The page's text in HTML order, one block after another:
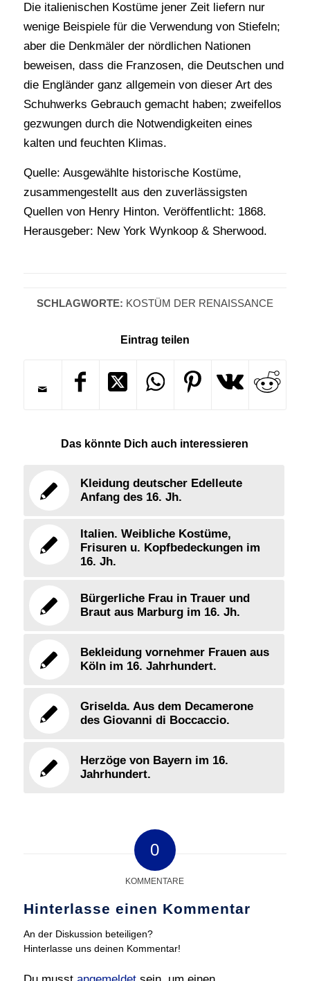
Die italienischen Kostüme jener Zeit liefern nur
wenige Beispiele für die Verwendung von Stiefeln;
aber die Denkmäler der nördlichen Nationen
beweisen, dass die Franzosen, die Deutschen und
die Engländer ganz allgemein von dieser Art des
Schuhwerks Gebrauch gemacht haben; zweifellos
gezwungen durch die Notwendigkeiten eines
kalten und feuchten Klimas.
Quelle: Ausgewählte historische Kostüme,
zusammengestellt aus den zuverlässigsten
Quellen von Henry Hinton. Veröffentlicht: 1868.
Herausgeber: New York Wynkoop & Sherwood.
SCHLAGWORTE: KOSTÜM DER RENAISSANCE
Eintrag teilen
Das könnte Dich auch interessieren
Kleidung deutscher Edelleute
Anfang des 16. Jh.
Italien. Weibliche Kostüme,
Frisuren u. Kopfbedeckungen im
16. Jh.
Bürgerliche Frau in Trauer und
Braut aus Marburg im 16. Jh.
Bekleidung vornehmer Frauen aus
Köln im 16. Jahrhundert.
Griselda. Aus dem Decamerone
des Giovanni di Boccaccio.
Herzöge von Bayern im 16.
Jahrhundert.
0
KOMMENTARE
Hinterlasse einen Kommentar
An der Diskussion beteiligen?
Hinterlasse uns deinen Kommentar!